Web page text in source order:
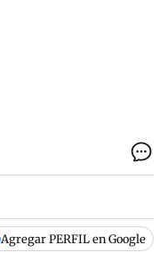
Agregar PERFIL en Google